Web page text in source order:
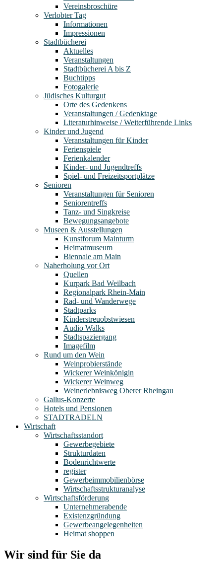
Vereinsbroschüre
Verlobter Tag
Informationen
Impressionen
Stadtbücherei
Aktuelles
Veranstaltungen
Stadtbücherei A bis Z
Buchtipps
Fotogalerie
Jüdisches Kulturgut
Orte des Gedenkens
Veranstaltungen / Gedenktage
Literaturhinweise / Weiterführende Links
Kinder und Jugend
Veranstaltungen für Kinder
Ferienspiele
Ferienkalender
Kinder- und Jugendtreffs
Spiel- und Freizeitsportplätze
Senioren
Veranstaltungen für Senioren
Seniorentreffs
Tanz- und Singkreise
Bewegungsangebote
Museen & Ausstellungen
Kunstforum Mainturm
Heimatmuseum
Biennale am Main
Naherholung vor Ort
Quellen
Kurpark Bad Weilbach
Regionalpark Rhein-Main
Rad- und Wanderwege
Stadtparks
Kinderstreuobstwiesen
Audio Walks
Stadtspaziergang
Imagefilm
Rund um den Wein
Weinprobierstände
Wickerer Weinkönigin
Wickerer Weinweg
Weinerlebnisweg Oberer Rheingau
Gallus-Konzerte
Hotels und Pensionen
STADTRADELN
Wirtschaft
Wirtschaftsstandort
Gewerbegebiete
Strukturdaten
Bodenrichtwerte
register
Gewerbeimmobilienbörse
Wirtschaftsstrukturanalyse
Wirtschaftsförderung
Unternehmerabende
Existenzgründung
Gewerbeangelegenheiten
Heimat shoppen
Wir sind für Sie da